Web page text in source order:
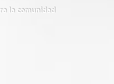
la comunidad